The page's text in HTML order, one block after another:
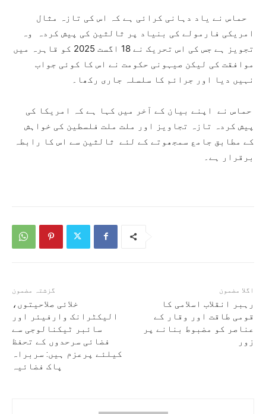
حماس نے یاد دہانی کرائی ہے کہ اس کی تازہ مثال
امریکی فارمولے کی بنیاد پر ثالثین کی پیش کردہ وہ
تجویز ہے جس کی اس تحریک نے 18 اگست 2025 کو قاہرہ میں
موافقت کی لیکن صیہونی حکومت نے اس کا کوئی جواب
نہیں دیا اور جرائم کا سلسلہ جاری رکھا۔
حماس نے اپنے بیان کے آخر میں کہا ہے کہ امریکا کی
پیش کردہ تازہ تجاویز اور ملت ملت فلسطین کی خواہش
کے مطابق جامع سمجھوتے کے لئے ثالثین سے اس کا رابطہ
برقرار ہے۔
گزشتہ مضمون
خلائی صلاحیتوں،
الیکٹرانک وارفیئر اور
سائبر ٹیکنالوجی سے
فضائی سرحدوں کے تحفظ
کیلئے پرعزم ہیں: سربراہ
پاک فضائیہ
اگلا مضمون
رہبر انقلاب اسلامی کا
قومی طاقت اور وقار کے
عناصر کو مضبوط بنانے پر
زور